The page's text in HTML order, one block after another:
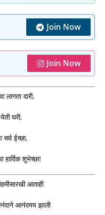
Join Now
Join Now
लागता दारी,
घरी,
सर्व ईच्छा,
हार्दिक शुभेच्छा!
आताही
आनंदमय झाली